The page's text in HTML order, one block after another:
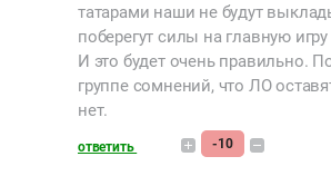
татарами наши не будут
поберегут силы на главную
И это будет очень правильно.
группе сомнений, что ЛО
нет.
ответить -10